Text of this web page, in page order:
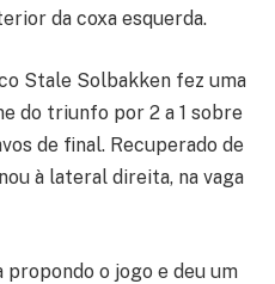
da coxa esquerda.
Stale Solbakken fez uma
do triunfo por 2 a 1 sobre
de final. Recuperado de
à lateral direita, na vaga
o jogo e deu um